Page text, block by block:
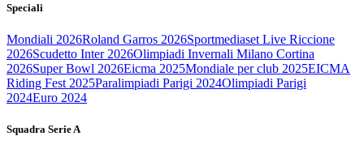
Speciali
Mondiali 2026Roland Garros 2026Sportmediaset Live Riccione
2026Scudetto Inter 2026Olimpiadi Invernali Milano Cortina
2026Super Bowl 2026Eicma 2025Mondiale per club 2025EICMA
Riding Fest 2025Paralimpiadi Parigi 2024Olimpiadi Parigi
2024Euro 2024
Squadra Serie A